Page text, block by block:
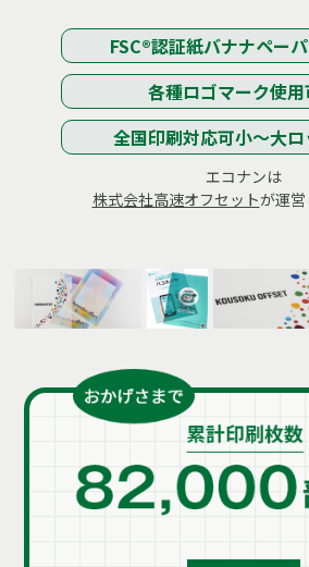
FSC®認証紙バナナペー
各種ロゴマーク使
全国印刷対応可小～大
エコナンは
株式会社高速オフセットが運営